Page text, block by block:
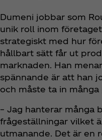
Dumeni jobbar som
unik roll inom
strategiskt med hur
hållbart sätt får ut
marknaden. Han
spännande är att han
och måste ta in många
– Jag hanterar många
frågeställningar vilket
utmanande. Det är en